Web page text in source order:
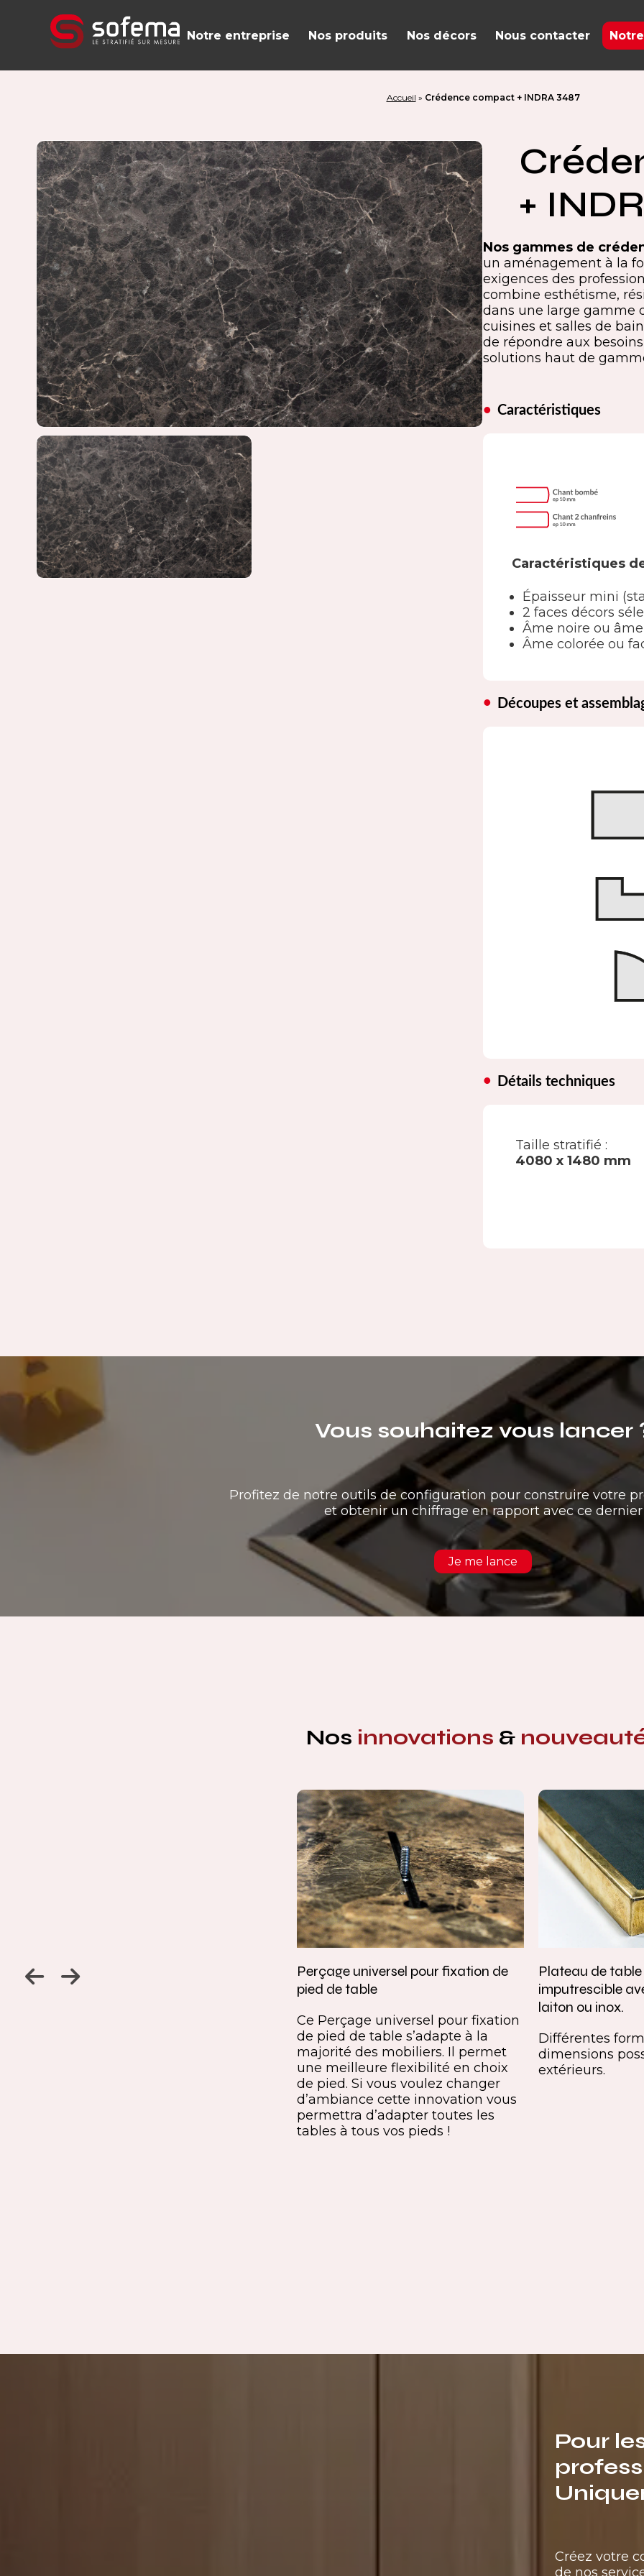
Notre entreprise Nos produits Nos décors Nous contacter
Accueil » Crédence compact + INDRA 3487
+
Nos gammes de
un aménagement à la
exigences des
combine esthétisme,
dans une large gamme
cuisines et salles de
de répondre aux
solutions haut de
Caractéristiques
Caractéristiques
Épaisseur mini
2 faces décors
Âme noire ou
Âme colorée ou
Découpes et
Détails techniques
Taille stratifié :
4080 x 1480 mm
Vous souhaitez vous lancer
Profitez de notre outils de configuration pour construire votre
et obtenir un chiffrage en rapport avec ce dernier
Je me lance
Nos innovations &
Jambage à 45
Perçage universel pour fixation de
pied de table
Ce Perçage universel pour fixation
de pied de table s’adapte à la
majorité des mobiliers. Il permet
une meilleure flexibilité en choix
de pied. Si vous voulez changer
d’ambiance cette innovation vous
permettra d’adapter toutes les
tables à tous vos pieds !
Plateau de
imputrescible
laiton ou inox.
Différentes
dimensions
extérieurs.
Pour
Créez votre
de nos